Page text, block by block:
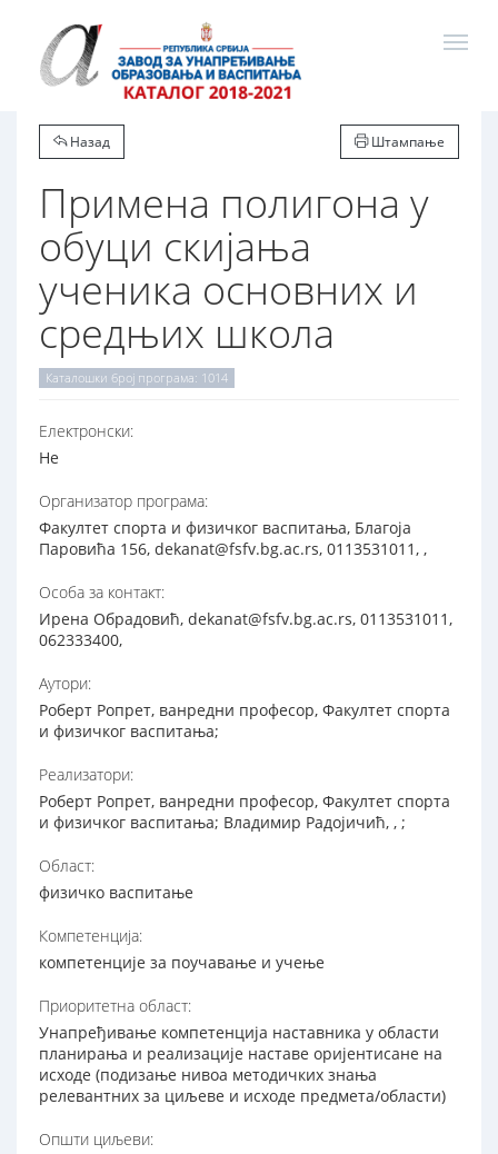
Назад Штампање
Примена полигона у
обуци скијања
ученика основних и
средњих школа
Каталошки број програма: 1014
Електронски:
Не
Организатор програма:
Факултет спорта и физичког васпитања, Благоја
Паровића 156, dekanat@fsfv.bg.ac.rs, 0113531011, ,
Особа за контакт:
Ирена Обрадовић, dekanat@fsfv.bg.ac.rs, 0113531011,
062333400,
Аутори:
Роберт Ропрет, ванредни професор, Факултет спорта
и физичког васпитања;
Реализатори:
Роберт Ропрет, ванредни професор, Факултет спорта
и физичког васпитања; Владимир Радојичић, , ;
Област:
физичко васпитање
Компетенција:
компетенције за поучавање и учење
Приоритетна област:
Унапређивање компетенција наставника у области
планирања и реализације наставе оријентисане на
исходе (подизање нивоа методичких знања
релевантних за циљеве и исходе предмета/области)
Општи циљеви: